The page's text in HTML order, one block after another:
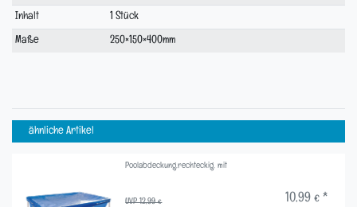
Inhalt 1 Stück
Maße 250×150×400mm
ähnliche Artikel
Poolabdeckung,rechteckig, mit
UVP 12,99 € 10,99 € *